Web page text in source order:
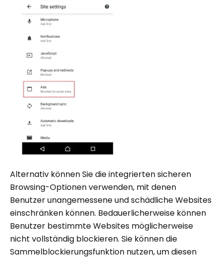
Alternativ können Sie die integrierten sicheren
Browsing-Optionen verwenden, mit denen
Benutzer unangemessene und schädliche Websites
einschränken können. Bedauerlicherweise können
Benutzer bestimmte Websites möglicherweise
nicht vollständig blockieren. Sie können die
Sammelblockierungsfunktion nutzen, um diesen